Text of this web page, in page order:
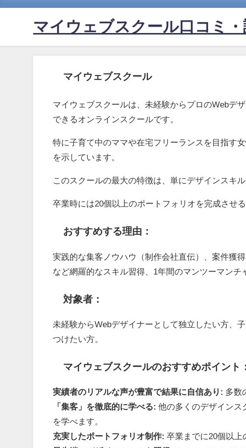
マイウェブスクール口コミ
マイウェブスクール
マイウェブスクールは、未経験からプロのWebデ
できるオンラインスクールです。
特に子育て中のママや在宅フリーランスを目指す
を示しています。
このスクールの最大の特徴は、単にデザインスキ
卒業時には20個以上のポートフォリオを完成させ
おすすめする理由：
実践的な集客ノウハウ（制作会社直伝）、案件獲
など網羅的なスキル習得、1年間のマンツーマンチ
対象者：
未経験からWebデザイナーとして独立したい方、
つけたい方。
マイウェブスクールのおすすめポイント：
実績者のリアルな声が豊富で結果に自信あり: 多数
「集客」を徹底的に学べる: 他の多くのデザインス
を学べます。
充実したポートフォリオ制作: 卒業までに20個以上